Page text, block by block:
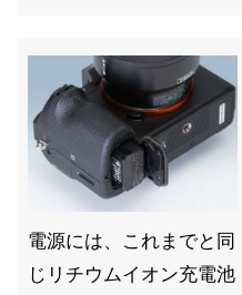
電源には、これまでと同
じリチウムイオン充電池